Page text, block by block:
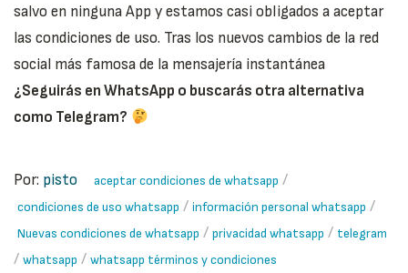
salvo en ninguna App y estamos casi obligados a aceptar
las condiciones de uso. Tras los nuevos cambios de la red
social más famosa de la mensajería instantánea
¿Seguirás en WhatsApp o buscarás otra alternativa
como Telegram?
Por: pisto aceptar condiciones de whatsapp /
condiciones de uso whatsapp / información personal whatsapp /
Nuevas condiciones de whatsapp / privacidad whatsapp / telegram
/ whatsapp / whatsapp términos y condiciones